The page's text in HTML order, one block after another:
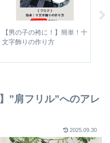
【男の子の袴に！】簡単！十
文字飾りの作り方
”肩フリル”へのアレ
2025.09.30